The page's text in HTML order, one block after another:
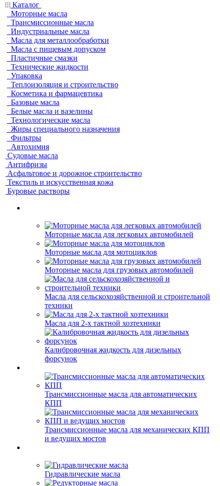
Каталог
Моторные масла
Трансмиссионные масла
Индустриальные масла
Масла для металлообработки
Масла с пищевым допуском
Пластичные смазки
Технические жидкости
Упаковка
Теплоизоляция и строительство
Косметика и фармацевтика
Базовые масла
Белые масла и вазелины
Технологические масла
Жиры специального назначения
Фильтры
Автохимия
Судовые масла
Антифризы
Асфальтовое и дорожное строительство
Текстиль и искусственная кожа
Буровые растворы
Моторные масла для легковых автомобилей
Моторные масла для мотоциклов
Моторные масла для грузовых автомобилей
Масла для сельскохозяйственной и строительной
техники
Масла для 2-х тактной хозтехники
Калибровочная жидкость для дизельных
форсунок
Трансмиссионные масла для автоматических
КПП
Трансмиссионные масла для механических КПП
и ведущих мостов
Гидравлические масла